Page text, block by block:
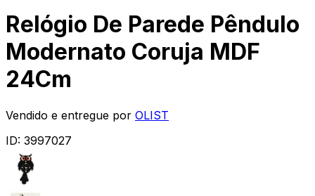
Relógio De Parede Pêndulo
Modernato Coruja MDF
24Cm
Vendido e entregue por OLIST
ID: 3997027